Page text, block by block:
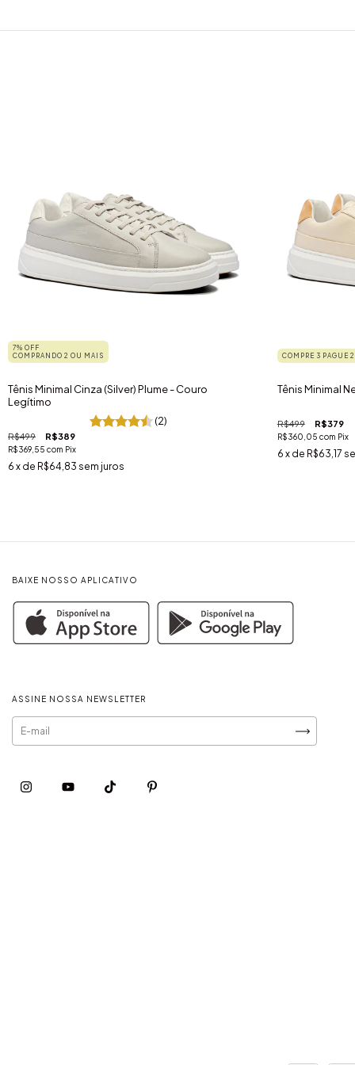
7% OFF
COMPRANDO 2 OU MAIS
Tênis Minimal Cinza (Silver) Plume - Couro
Legítimo
(2)
R$499 R$389
R$369,55 com Pix
6 x de R$64,83 sem juros
COMPRE 3 PAGUE 2
Tênis Minimal
R$499 R$379
R$360,05 com Pix
6 x de R$63,17
BAIXE NOSSO APLICATIVO
ASSINE NOSSA NEWSLETTER